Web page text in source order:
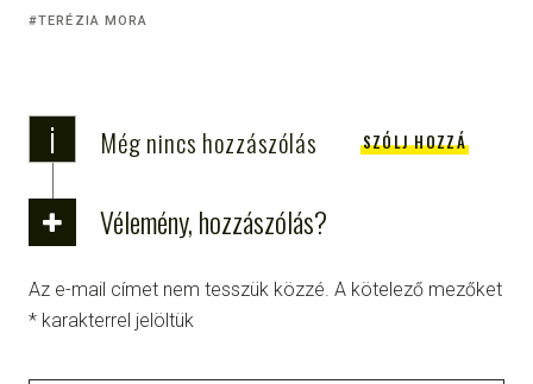
TERÉZIA MORA
i Még nincs hozzászólás SZÓLJ HOZZÁ
Vélemény, hozzászólás?
Az e-mail címet nem tesszük közzé. A kötelező mezőket
* karakterrel jelöltük